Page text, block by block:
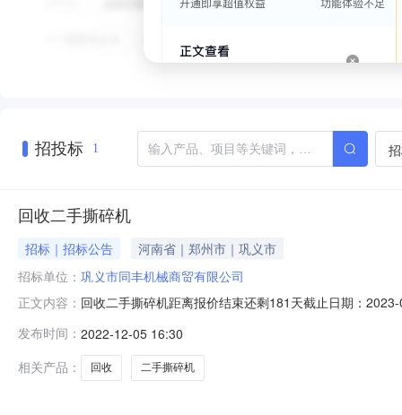
招投标 1
回收二手撕碎机
招标｜招标公告
河南省｜郑州市｜巩义市
招标单位： 巩义市同丰机械商贸有限公司
正文内容： 回收二手撕碎机距离报价结束还剩181天截止日期：
发布时间： 2022-12-05 16:30
相关产品：
回收 二手撕碎机